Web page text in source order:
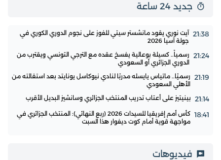
جديد 24 ساعة
21:38 آيت نوري يقود مانشستر سيتي للفوز على نجوم الدوري الكوري في
جولة آسيا 2026
21:24 رسمياً.. كسيلة بوعالية يفسخ عقده مع الترجي التونسي ويقترب من
الدوري الجزائري أو السعودي
21:19 رسميًا.. ماتياس يايسله مدربًا لنادي نيوكاسل يونايتد بعد استقالته من
الأهلي السعودي
21:14 بينيتيز على أعتاب تدريب المنتخب الجزائري وسانشيز البديل الأقرب
18:41
كأس أمم إفريقيا للسيدات 2026 (ربع النهائي): المنتخب الجزائري في
مواجهة قوية أمام كوت ديفوار هذا السبت
فيديوهات